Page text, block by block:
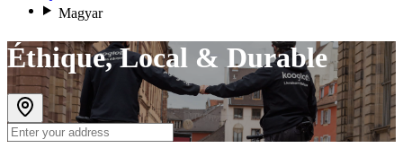
Magyar
Éthique, Local & Durable